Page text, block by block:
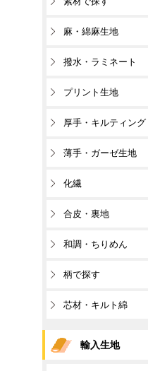
麻・綿麻生地
撥水・ラミネート
プリント生地
厚手・キルティング
薄手・ガーゼ生地
化繊
合皮・裏地
和調・ちりめん
柄で探す
芯材・キルト綿
輸入生地